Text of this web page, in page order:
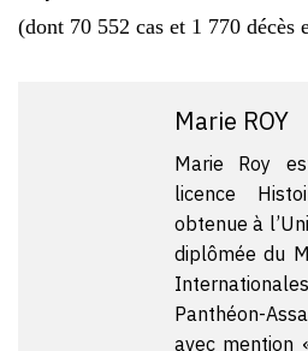
(dont 70 552 cas et 1 770 décès
Marie ROY
Marie Roy
licence
obtenue à
diplômée du
Panthéon-
avec mention